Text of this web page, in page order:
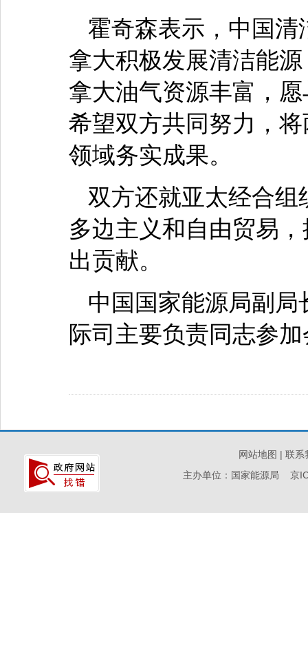
霍奇森表示，中国
拿大积极发展清洁能
拿大油气资源丰富，
希望双方共同努力，
领域务实成果。
双方还就亚太经合
多边主义和自由贸易
出贡献。
中国国家能源局副
际司主要负责同志参